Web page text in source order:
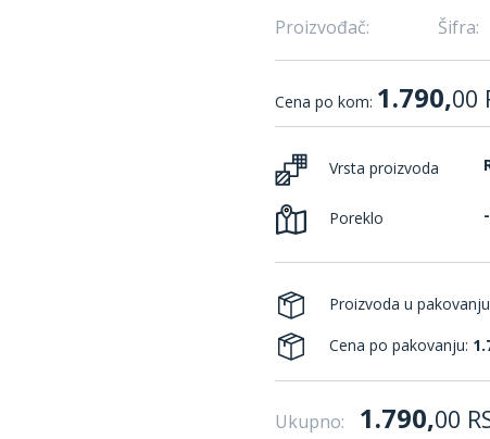
Proizvođač: Šifra:
Cena po kom: 1.790,00
Vrsta proizvoda
Poreklo -
Proizvoda u
Cena po pakovanju:
Ukupno: 1.790,00